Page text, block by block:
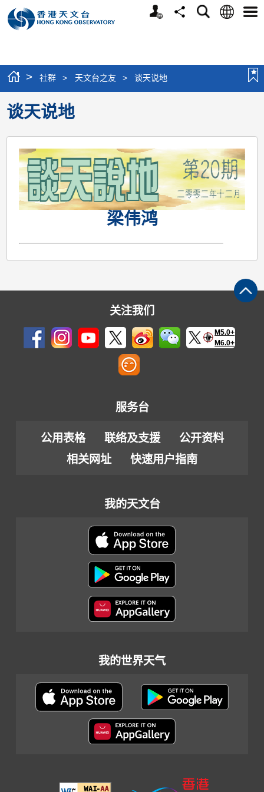
个
分
搜
语
选
> 社群 > 天文台之友 > 谈天说地
谈天说地
梁伟鸿
关注我们
M5.0+
M6.0+
服务台
公用表格 联络及支援
公开资料
相关网址
快速用户指南
我的天文台
我的世界天气